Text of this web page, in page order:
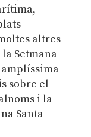
altres
Setmana
sobre el
i la
Santa